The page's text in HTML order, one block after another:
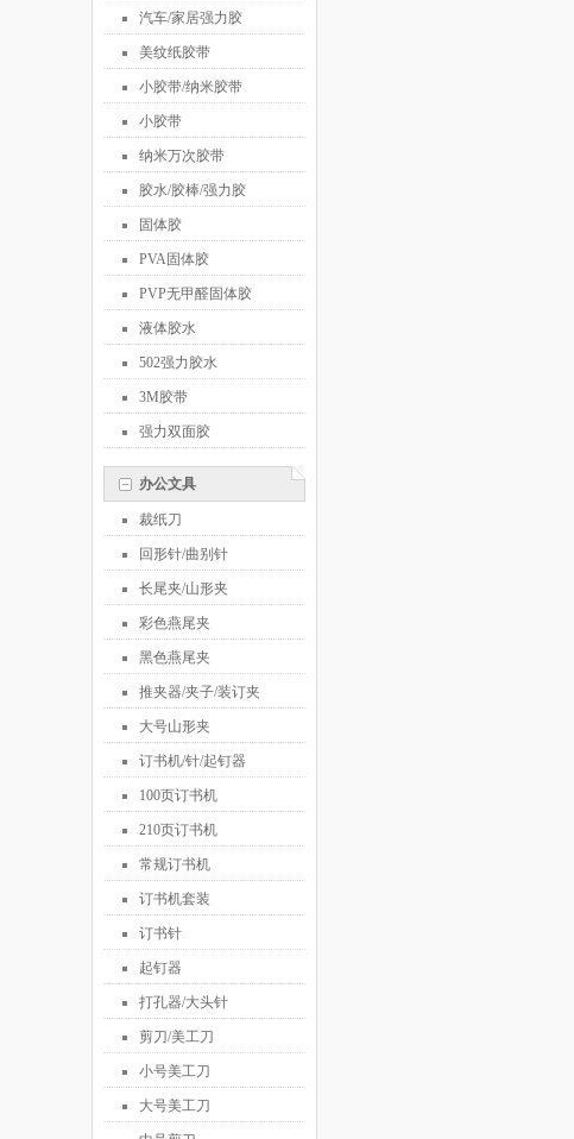
汽车/家居强力胶
美纹纸胶带
小胶带/纳米胶带
小胶带
纳米万次胶带
胶水/胶棒/强力胶
固体胶
PVA固体胶
PVP无甲醛固体胶
液体胶水
502强力胶水
3M胶带
强力双面胶
办公文具
裁纸刀
回形针/曲别针
长尾夹/山形夹
彩色燕尾夹
黑色燕尾夹
推夹器/夹子/装订夹
大号山形夹
订书机/针/起钉器
100页订书机
210页订书机
常规订书机
订书机套装
订书针
起钉器
打孔器/大头针
剪刀/美工刀
小号美工刀
大号美工刀